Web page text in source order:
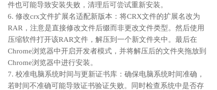
件也可能导致安装失败，清理后可尝试重新安装。
6. 修改crx文件扩展名适配新版本：将CRX文件的扩展名改为
RAR，注意是直接修改文件后缀而非更改文件类型。然后使用
压缩软件打开该RAR文件，解压到一个新文件夹中。最后在
Chrome浏览器中开启开发者模式，并将解压后的文件夹拖放到
Chrome浏览器中进行安装。
7. 校准电脑系统时间与更新证书库：确保电脑系统时间准确，
若时间不准确可能导致证书验证失败。同时检查系统中是否存